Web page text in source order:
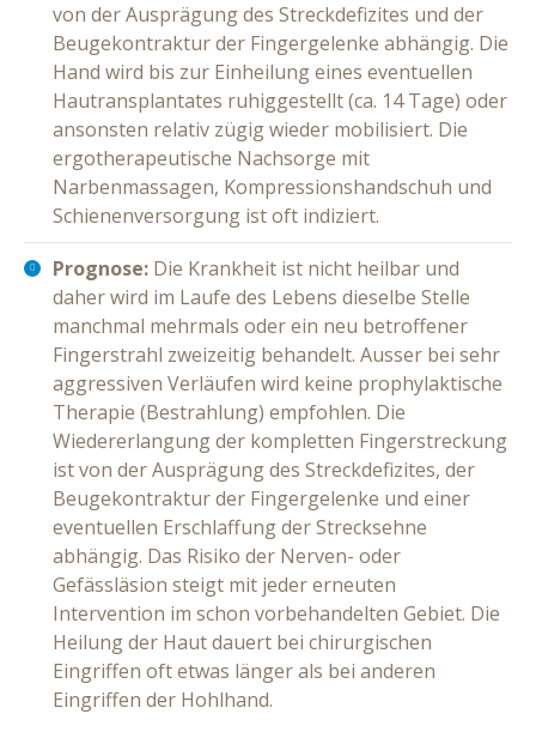
von der Ausprägung des Streckdefizites und der
Beugekontraktur der Fingergelenke abhängig. Die
Hand wird bis zur Einheilung eines eventuellen
Hautransplantates ruhiggestellt (ca. 14 Tage) oder
ansonsten relativ zügig wieder mobilisiert. Die
ergotherapeutische Nachsorge mit
Narbenmassagen, Kompressionshandschuh und
Schienenversorgung ist oft indiziert.
Prognose: Die Krankheit ist nicht heilbar und
daher wird im Laufe des Lebens dieselbe Stelle
manchmal mehrmals oder ein neu betroffener
Fingerstrahl zweizeitig behandelt. Ausser bei sehr
aggressiven Verläufen wird keine prophylaktische
Therapie (Bestrahlung) empfohlen. Die
Wiedererlangung der kompletten Fingerstreckung
ist von der Ausprägung des Streckdefizites, der
Beugekontraktur der Fingergelenke und einer
eventuellen Erschlaffung der Strecksehne
abhängig. Das Risiko der Nerven- oder
Gefässläsion steigt mit jeder erneuten
Intervention im schon vorbehandelten Gebiet. Die
Heilung der Haut dauert bei chirurgischen
Eingriffen oft etwas länger als bei anderen
Eingriffen der Hohlhand.